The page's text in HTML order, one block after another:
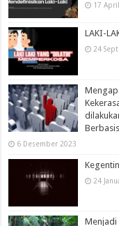
17
LAKI-
24
6 Desember 2023
24
Menjadi